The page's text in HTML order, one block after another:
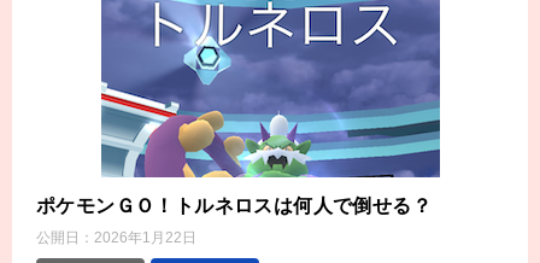
ポケモンＧＯ！トルネロスは何人で倒せる？
公開日： 2026年1月22日